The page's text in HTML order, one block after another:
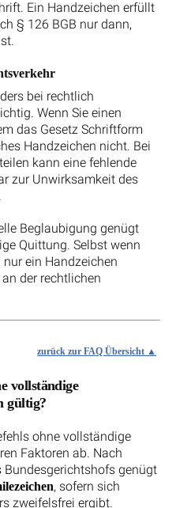
Ein Handzeichen erfüllt
§ 126 BGB nur dann,
bei rechtlich
Wenn Sie einen
das Gesetz Schriftform
Handzeichen nicht. Bei
kann eine fehlende
zur Unwirksamkeit des
Beglaubigung genügt
Quittung. Selbst wenn
ein Handzeichen
der rechtlichen
zurück zur FAQ Übersicht
vollständige
gültig?
ohne vollständige
Faktoren ab. Nach
Bundesgerichtshofs genügt
, sofern sich
zweifelsfrei ergibt.